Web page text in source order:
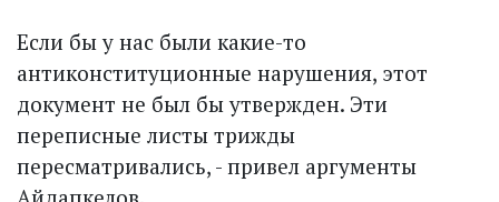
Если бы у нас были какие-то
антиконституционные нарушения, этот
документ не был бы утверж­ден. Эти
переписные листы триж­ды
пересматривались, - привел аргументы